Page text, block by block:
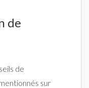
de
de
sur